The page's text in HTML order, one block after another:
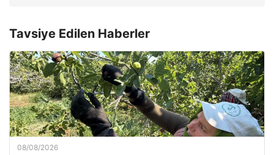
Tavsiye Edilen Haberler
08/08/2026